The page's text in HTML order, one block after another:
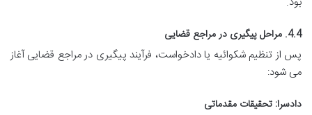
4.4. مراحل پیگیری در مراجع قضایی
پس از تنظیم شکوائیه یا دادخواست، فرآیند پیگیری در مراجع قضایی آغاز
می شود:
دادسرا: تحقیقات مقدماتی